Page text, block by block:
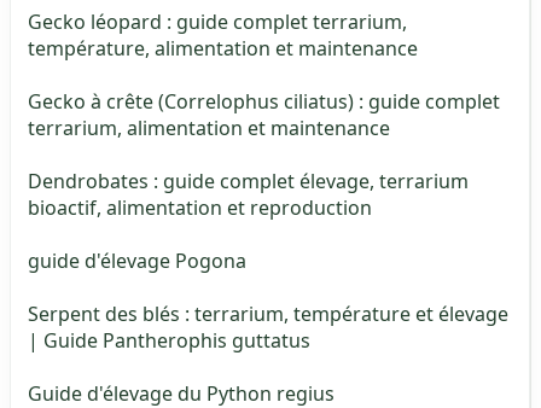
Gecko léopard : guide complet terrarium,
température, alimentation et maintenance
Gecko à crête (Correlophus ciliatus) : guide complet
terrarium, alimentation et maintenance
Dendrobates : guide complet élevage, terrarium
bioactif, alimentation et reproduction
guide d'élevage Pogona
Serpent des blés : terrarium, température et élevage
| Guide Pantherophis guttatus
Guide d'élevage du Python regius